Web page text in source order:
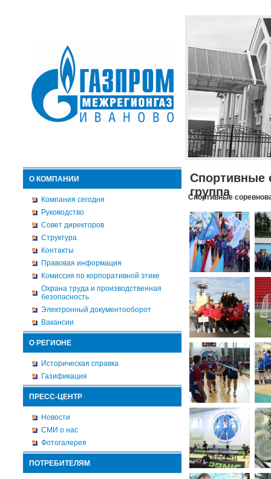
О КОМПАНИИ
Компания сегодня
Руководство
Совет директоров
Структура
Контакты
Правовая информация
Комиссия по корпоративной этике
Охрана труда и производственная
безопасность
Электронный документооборот
Вакансии
О РЕГИОНЕ
Историческая справка
Газификация
ПРЕСС-ЦЕНТР
Новости
СМИ о нас
Фотогалерея
ПОТРЕБИТЕЛЯМ
Спортивные
группа
Спортивные